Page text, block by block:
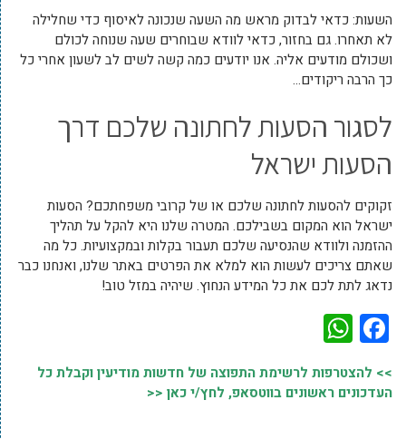
השעות: כדאי לבדוק מראש מה השעה שנכונה לאיסוף כדי שחלילה
לא תאחרו. גם בחזור, כדאי לוודא שבוחרים שעה שנוחה לכולם
ושכולם מודעים אליה. אנו יודעים כמה קשה לשים לב לשעון אחרי כל
כך הרבה ריקודים…
לסגור הסעות לחתונה שלכם דרך
הסעות ישראל
זקוקים להסעות לחתונה שלכם או של קרובי משפחתכם? הסעות
ישראל הוא המקום בשבילכם. המטרה שלנו היא להקל על תהליך
ההזמנה ולוודא שהנסיעה שלכם תעבור בקלות ובמקצועיות. כל מה
שאתם צריכים לעשות הוא למלא את הפרטים באתר שלנו, ואנחנו כבר
נדאג לתת לכם את כל המידע הנחוץ. שיהיה במזל טוב!
Facebook
>> להצטרפות לרשימת התפוצה של חדשות מודיעין וקבלת כל
העדכונים ראשונים בווטסאפ, לחץ/י כאן <<